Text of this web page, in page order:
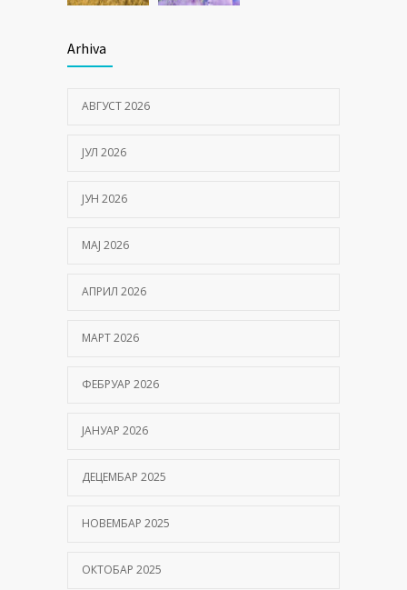
Arhiva
АВГУСТ 2026
ЈУЛ 2026
ЈУН 2026
МАЈ 2026
АПРИЛ 2026
МАРТ 2026
ФЕБРУАР 2026
ЈАНУАР 2026
ДЕЦЕМБАР 2025
НОВЕМБАР 2025
ОКТОБАР 2025